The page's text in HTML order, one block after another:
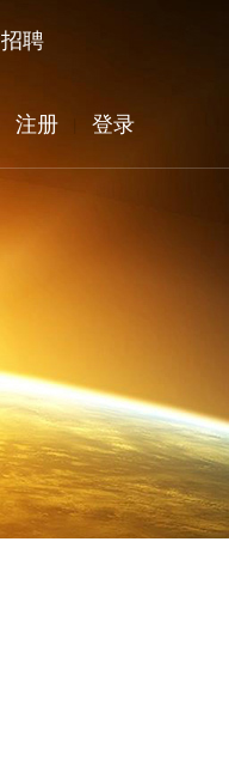
招聘
注册 登录